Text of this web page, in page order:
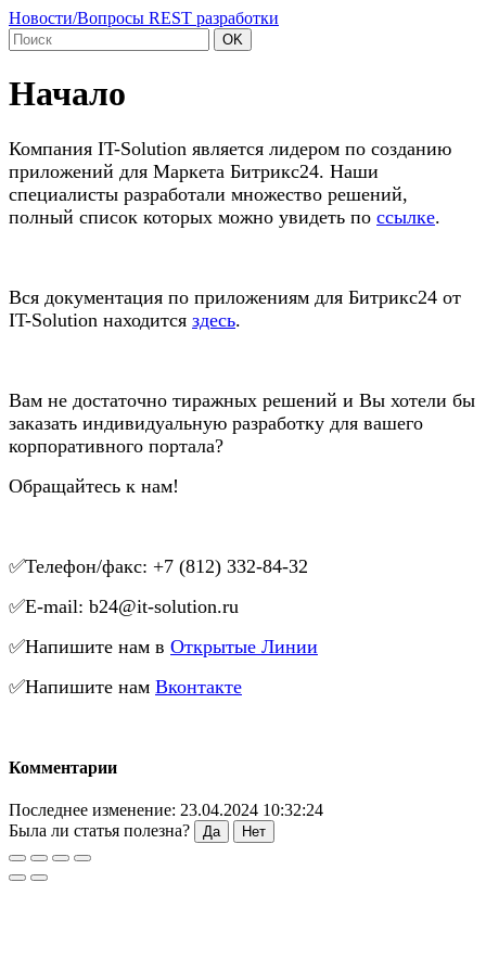
Новости/Вопросы REST разработки
OK
Начало
Компания IT-Solution является лидером по созданию
приложений для Маркета Битрикс24. Наши
специалисты разработали множество решений,
полный список которых можно увидеть по ссылке.
Вся документация по приложениям для Битрикс24 от
IT-Solution находится здесь.
Вам не достаточно тиражных решений и Вы хотели бы
заказать индивидуальную разработку для вашего
корпоративного портала?
Обращайтесь к нам!
✅Телефон/факс: +7 (812) 332-84-32
✅E-mail: b24@it-solution.ru
✅Напишите нам в Открытые Линии
✅Напишите нам Вконтакте
Комментарии
Последнее изменение: 23.04.2024 10:32:24
Была ли статья полезна?
Да Нет